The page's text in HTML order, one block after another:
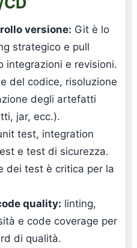
versione: Git è lo
strategico e pull
integrazioni e revisioni.
del codice, risoluzione
degli artefatti
jar, ecc.).
test, integration
e test di sicurezza.
dei test è critica per la
quality: linting,
e code coverage per
di qualità.